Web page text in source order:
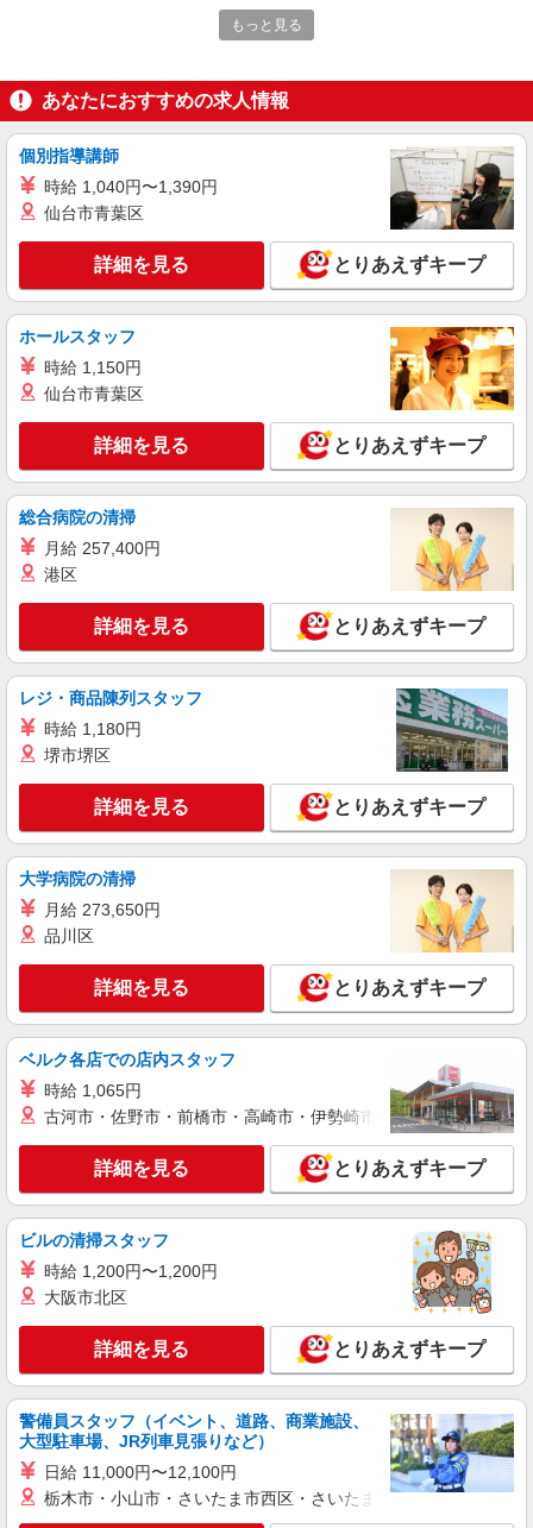
福祉施設での調理師（チーフ候補）【正社員】
月給28万円〜30万円 ※給与は経験や前職給与
サンライズ・ヴィラ小竹向原 （東京都板橋区
向原1丁目5-15）
詳細を見る
アルバイト パート
株式会社HITOWA フードサービスカンパニー
福祉施設での調理補助【アルバイト・パート】
時給1,226円以上 ※経験によりスタート時給は
により時給を見直します。 ※アルバイト賞与（寸
志）：あり 年2回。勤続年数により金額UP。
CLASWELL小竹向原 （東京都板橋区向原二丁
キープ 詳細を見る
正社員
株式会社HITOWA フードサービスカンパニー
CLASWELL小竹向原 （東京都板橋区向原二丁
目11番11号）
キープ 詳細を見る
アルバイト パート
株式会社HITOWA フードサービスカンパニー
福祉施設での調理補助【アルバイト・パート】
時給1,226円以上 ※経験によりスタート時給は
変動します。 ※AP評価制度：あり 年1回の評価
志）：あり 年2回。勤続年数により金額UP。
ホームステーション蓮根 （東京都板橋区坂下3
詳細を見る
パート
株式会社HITOWA フードサービスカンパニー
福祉施設での調理員【アルバイト・パート】
変動します。 ※AP評価制度：あり 年1回の評価
により時給を見直します。 ※アルバイト賞与（寸
志）：あり 年2回。勤続年数により金額UP。
CLASWELL小竹向原 （東京都板橋区向原二丁
目11番11号）
キープ 詳細を見る
アルバイト
株式会社HITOWA フードサービスカンパニー
福祉施設での調理員【アルバイト・パート】
時給1,300円以上 ※経験によりスタート時給は
変動します。 ※AP評価制度：あり 年1回の評価
により時給を見直します。 ※アルバイト賞与（寸
3）
キープ 詳細を見る
アルバイト パート
もっと見る
あなたにおすすめの求人情報
個別指導講師
時給 1,040円〜1,390円
仙台市青葉区
詳細を見る とりあえずキープ
ホールスタッフ
時給 1,150円
仙台市青葉区
詳細を見る とりあえずキープ
総合病院の清掃
月給 257,400円
港区
詳細を見る とりあえずキープ
レジ・商品陳列スタッフ
時給 1,180円
堺市堺区
詳細を見る とりあえずキープ
大学病院の清掃
月給 273,650円
品川区
詳細を見る とりあえずキープ
ベルク各店での店内スタッフ
時給 1,065円
古河市・佐野市・前橋市・高崎市・伊勢崎市・太田市・館林市
詳細を見る とりあえずキープ
ビルの清掃スタッフ
時給 1,200円〜1,200円
大阪市北区
詳細を見る とりあえずキープ
警備員スタッフ（イベント、道路、商業施設、
大型駐車場、JR列車見張りなど）
日給 11,000円〜12,100円
栃木市・小山市・さいたま市西区・さいたま市岩槻区・久喜市・